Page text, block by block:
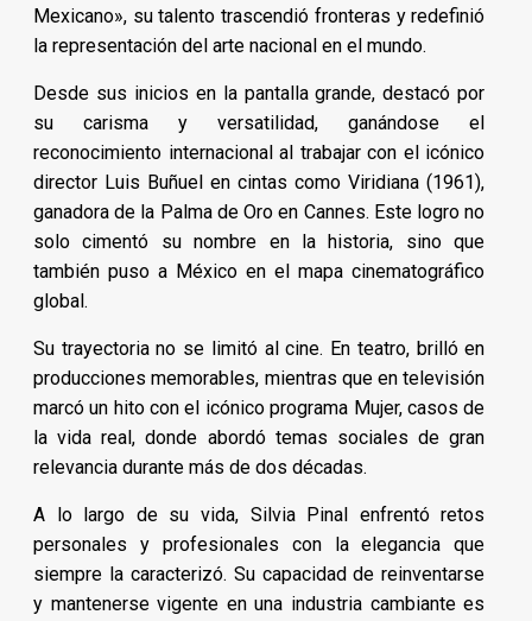
Mexicano», su talento trascendió fronteras y redefinió
la representación del arte nacional en el mundo.
Desde sus inicios en la pantalla grande, destacó por
su carisma y versatilidad, ganándose el
reconocimiento internacional al trabajar con el icónico
director Luis Buñuel en cintas como Viridiana (1961),
ganadora de la Palma de Oro en Cannes. Este logro no
solo cimentó su nombre en la historia, sino que
también puso a México en el mapa cinematográfico
global.
Su trayectoria no se limitó al cine. En teatro, brilló en
producciones memorables, mientras que en televisión
marcó un hito con el icónico programa Mujer, casos de
la vida real, donde abordó temas sociales de gran
relevancia durante más de dos décadas.
A lo largo de su vida, Silvia Pinal enfrentó retos
personales y profesionales con la elegancia que
siempre la caracterizó. Su capacidad de reinventarse
y mantenerse vigente en una industria cambiante es